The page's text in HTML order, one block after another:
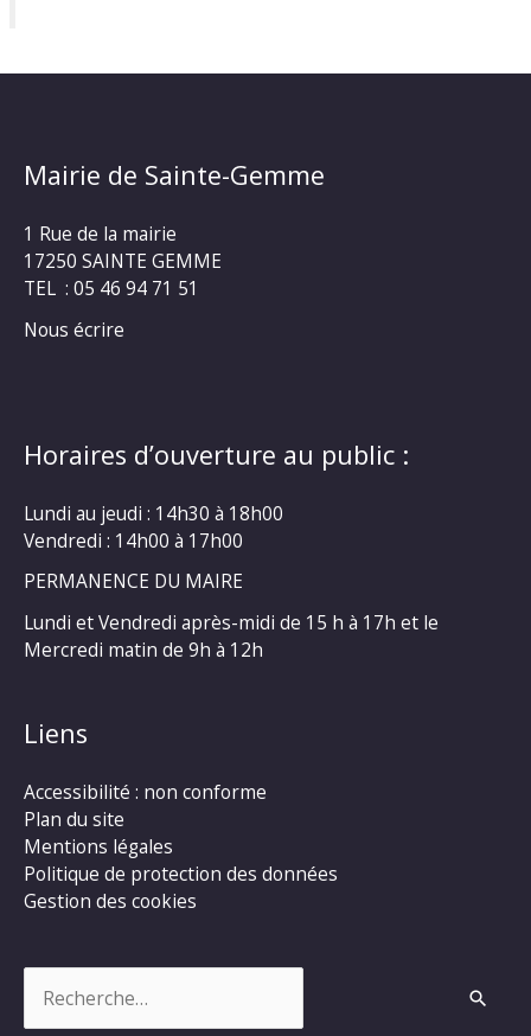
Mairie de Sainte-Gemme
1 Rue de la mairie
17250 SAINTE GEMME
TEL : 05 46 94 71 51
Nous écrire
Horaires d’ouverture au public :
Lundi au jeudi : 14h30 à 18h00
Vendredi : 14h00 à 17h00
PERMANENCE DU MAIRE
Lundi et Vendredi après-midi de 15 h à 17h et le
Mercredi matin de 9h à 12h
Liens
Accessibilité : non conforme
Plan du site
Mentions légales
Politique de protection des données
Gestion des cookies